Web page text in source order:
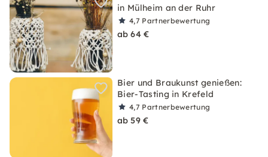
in Mülheim an der Ruhr
4,7 Partnerbewertung
ab 64 €
Bier und Braukunst genießen:
Bier-Tasting in Krefeld
4,7 Partnerbewertung
ab 59 €